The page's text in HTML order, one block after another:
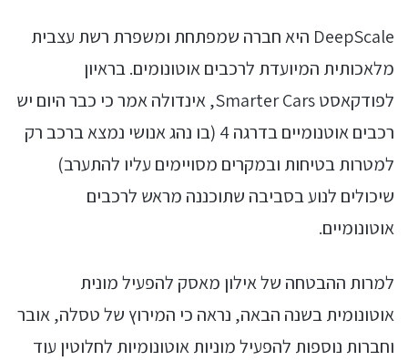
DeepScale היא חברה שמפתחת ומשפרת רשת עצבית
מלאכותית המיועדת לרכבים אוטונומים. בראיון
לפודקאסט Smarter Cars, אינדולה אמר כי כבר היום יש
רכבים אוטנומיים בדרגה 4 (בו נהג אנושי נמצא ברכב רק
למטרות בטיחות ובמקרים מסויימים עליו להתערב)
שיכולים לנוע בסביבה שתוכננה מראש לרכבים
אוטונומיים.
למרות ההבטחה של אילון מאסק להפעיל מונית
אוטונומית בשנה הבאה, נראה כי המירוץ של טסלה, אובר
וחברות נוספות להפעיל מוניות אוטונומיות לחלוטין עוד